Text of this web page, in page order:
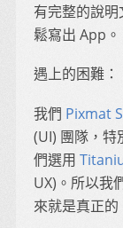
有完整的說
鬆寫出 App。
遇上的困難：
我們 Pixmat
(UI) 團隊，特
們選用
UX)。所以我
來就是真正的